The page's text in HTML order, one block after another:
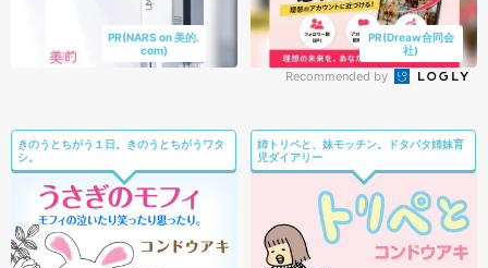
PR(NARS on 美的.
com)
PR(Dreaw合同会
社)
Recommended by
きのうとちがう１日。きのうとちがうワタ
シ。
姉トリペと、妹モッチン。ドタバタ姉妹育
児ダイアリー